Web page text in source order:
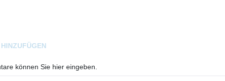
können Sie hier eingeben.